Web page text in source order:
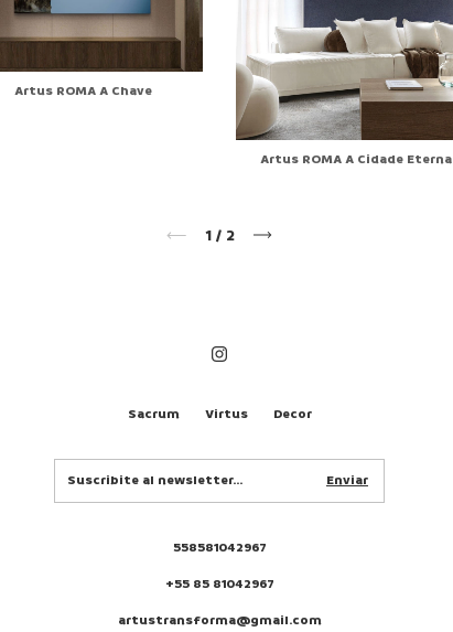
Artus ROMA A Chave
Artus ROMA A Cidade Eterna
1 / 2
Sacrum Virtus Decor
558581042967
+55 85 81042967
artustransforma@gmail.com